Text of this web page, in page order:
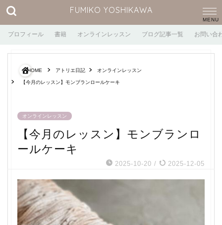
FUMIKO YOSHIKAWA
プロフィール 書籍 オンラインレッスン ブログ記事一覧 お問い合
HOME アトリエ日記 オンラインレッスン
【今月のレッスン】モンブランロールケーキ
オンラインレッスン
【今月のレッスン】モンブランロ
ールケーキ
2025-10-20 / 2025-12-05